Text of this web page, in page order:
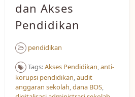
Slot Thailand
dan Akses
Pendidikan
pendidikan
Tags:Akses Pendidikan​,anti-
korupsi pendidikan,audit
anggaran sekolah,dana BOS,